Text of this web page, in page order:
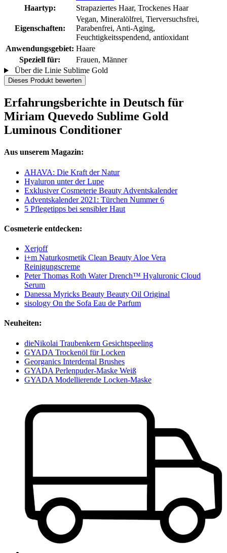
Haartyp:
Strapaziertes Haar, Trockenes Haar
Eigenschaften:
Vegan, Mineralölfrei, Tierversuchsfrei,
Parabenfrei, Anti-Aging,
Feuchtigkeitsspendend, antioxidant
Anwendungsgebiet: Haare
Speziell für:
Frauen, Männer
Über die Linie Sublime Gold
Dieses Produkt bewerten
Erfahrungsberichte in Deutsch für
Miriam Quevedo Sublime Gold
Luminous Conditioner
Aus unserem Magazin:
AHAVA: Die Kraft der Natur
Hyaluron unter der Lupe
Exklusiver Cosmeterie Beauty Adventskalender
Adventskalender 2021: Türchen Nummer 6
5 Pflegetipps bei sensibler Haut
Cosmeterie entdecken:
Xerjoff
i+m Naturkosmetik Clean Beauty Aloe Vera
Reinigungscreme
Peter Thomas Roth Water Drench™ Hyaluronic Cloud
Serum
Danessa Myricks Beauty Beauty Oil Original
sisology On the Sofa Eau de Parfum
Neuheiten:
dieNikolai Traubenkern Gesichtspeeling
GYADA Trockenöl für Locken
Georganics Interdental Brushes
GYADA Perlenpuder-Maske Weiß
GYADA Modellierende Locken-Maske